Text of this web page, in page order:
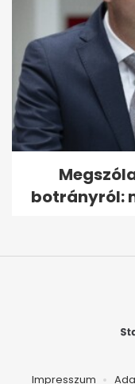
botrányról:
Impresszum